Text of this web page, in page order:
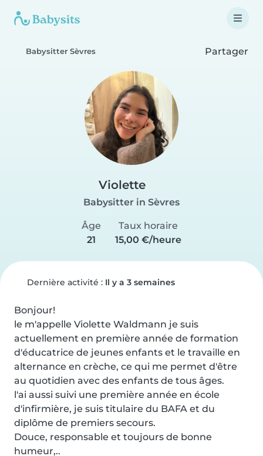
Babysitter Sèvres Partager
Violette
Babysitter in Sèvres
Âge
21
Taux horaire
15,00 €/heure
Dernière activité : Il y a 3 semaines
Bonjour!
le m'appelle Violette Waldmann je suis
actuellement en première année de formation
d'éducatrice de jeunes enfants et le travaille en
alternance en crèche, ce qui me permet d'être
au quotidien avec des enfants de tous âges.
l'ai aussi suivi une première année en école
d'infirmière, je suis titulaire du BAFA et du
diplôme de premiers secours.
Douce, responsable et toujours de bonne
humeur,..